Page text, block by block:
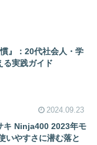
』：20代社会人・学
る実践ガイド
2024.09.23
キ Ninja400 2023年モ
いやすさに潜む落と